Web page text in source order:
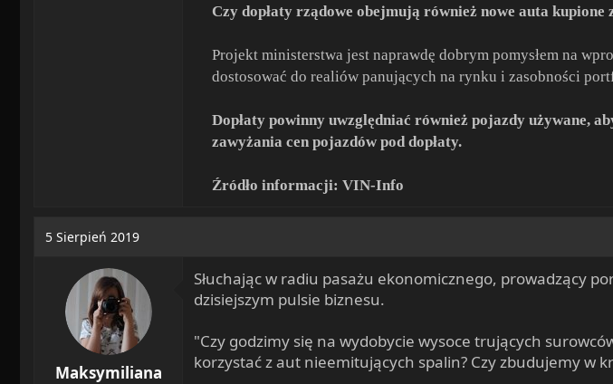
Czy dopłaty rządowe obejmują również nowe auta kupione
Projekt ministerstwa jest naprawdę dobrym pomysłem na
dostosować do realiów panujących na rynku i zasobności
Dopłaty powinny uwzględniać również pojazdy używane,
zawyżania cen pojazdów pod dopłaty.
Źródło informacji: VIN-Info
5 Sierpień 2019
Maksymiliana
Słuchając w radiu pasażu ekonomicznego, prowadzący
dzisiejszym pulsie biznesu.
"Czy godzimy się na wydobycie wysoce trujących
korzystać z aut nieemitujących spalin? Czy zbudujemy w